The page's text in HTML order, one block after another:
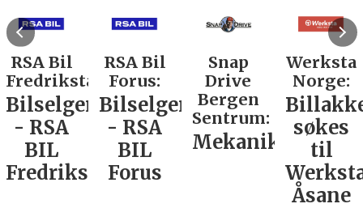
RSA Bil
Fredrikstad:
Bilselger
- RSA
BIL
Fredrikstad
RSA Bil
Forus:
Bilselger
- RSA
BIL
Forus
Snap
Drive
Bergen
Sentrum:
Mekaniker
Werksta
Norge:
søkes
til
Åsane